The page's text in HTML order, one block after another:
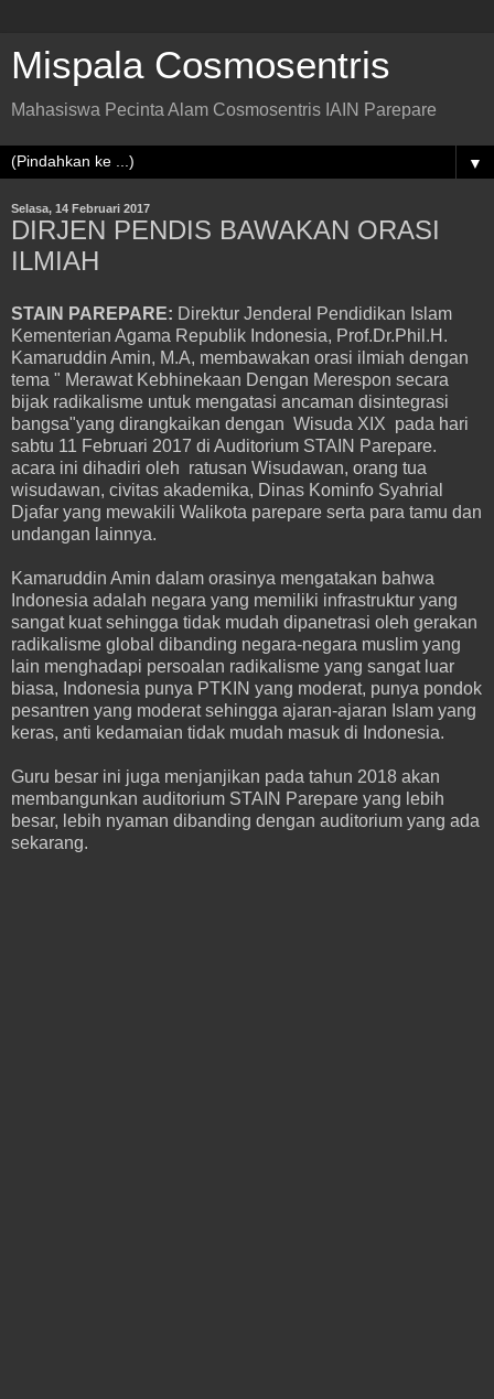
Mispala Cosmosentris
Mahasiswa Pecinta Alam Cosmosentris IAIN Parepare
▼
Selasa, 14 Februari 2017
DIRJEN PENDIS BAWAKAN ORASI
ILMIAH
STAIN PAREPARE: Direktur Jenderal Pendidikan Islam
Kementerian Agama Republik Indonesia, Prof.Dr.Phil.H.
Kamaruddin Amin, M.A, membawakan orasi ilmiah dengan
tema " Merawat Kebhinekaan Dengan Merespon secara
bijak radikalisme untuk mengatasi ancaman disintegrasi
bangsa"yang dirangkaikan dengan Wisuda XIX pada hari
sabtu 11 Februari 2017 di Auditorium STAIN Parepare.
acara ini dihadiri oleh ratusan Wisudawan, orang tua
wisudawan, civitas akademika, Dinas Kominfo Syahrial
Djafar yang mewakili Walikota parepare serta para tamu dan
undangan lainnya.
Kamaruddin Amin dalam orasinya mengatakan bahwa
Indonesia adalah negara yang memiliki infrastruktur yang
sangat kuat sehingga tidak mudah dipanetrasi oleh gerakan
radikalisme global dibanding negara-negara muslim yang
lain menghadapi persoalan radikalisme yang sangat luar
biasa, Indonesia punya PTKIN yang moderat, punya pondok
pesantren yang moderat sehingga ajaran-ajaran Islam yang
keras, anti kedamaian tidak mudah masuk di Indonesia.
Guru besar ini juga menjanjikan pada tahun 2018 akan
membangunkan auditorium STAIN Parepare yang lebih
besar, lebih nyaman dibanding dengan auditorium yang ada
sekarang.